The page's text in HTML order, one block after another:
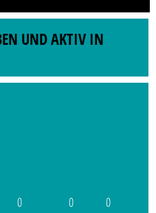
UND AKTIV IN
0
0
0